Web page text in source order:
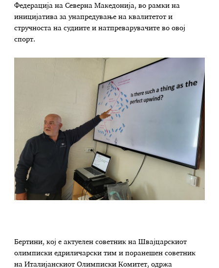
Федерација на Северна Македонија, во рамки на
иницијатива за унапредување на квалитетот и
стручноста на судиите и натпреварувачите во овој
спорт.
Бертини, кој е актуелен советник на Швајцарскиот
олимписки едриличарски тим и поранешен советник
на Италијанскиот Олимписки Комитет, одржа